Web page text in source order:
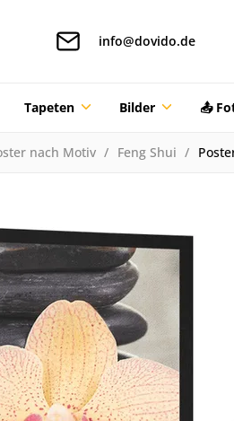
info@dovido.de
Tapeten Bilder 📤
nach Motiv Feng Shui